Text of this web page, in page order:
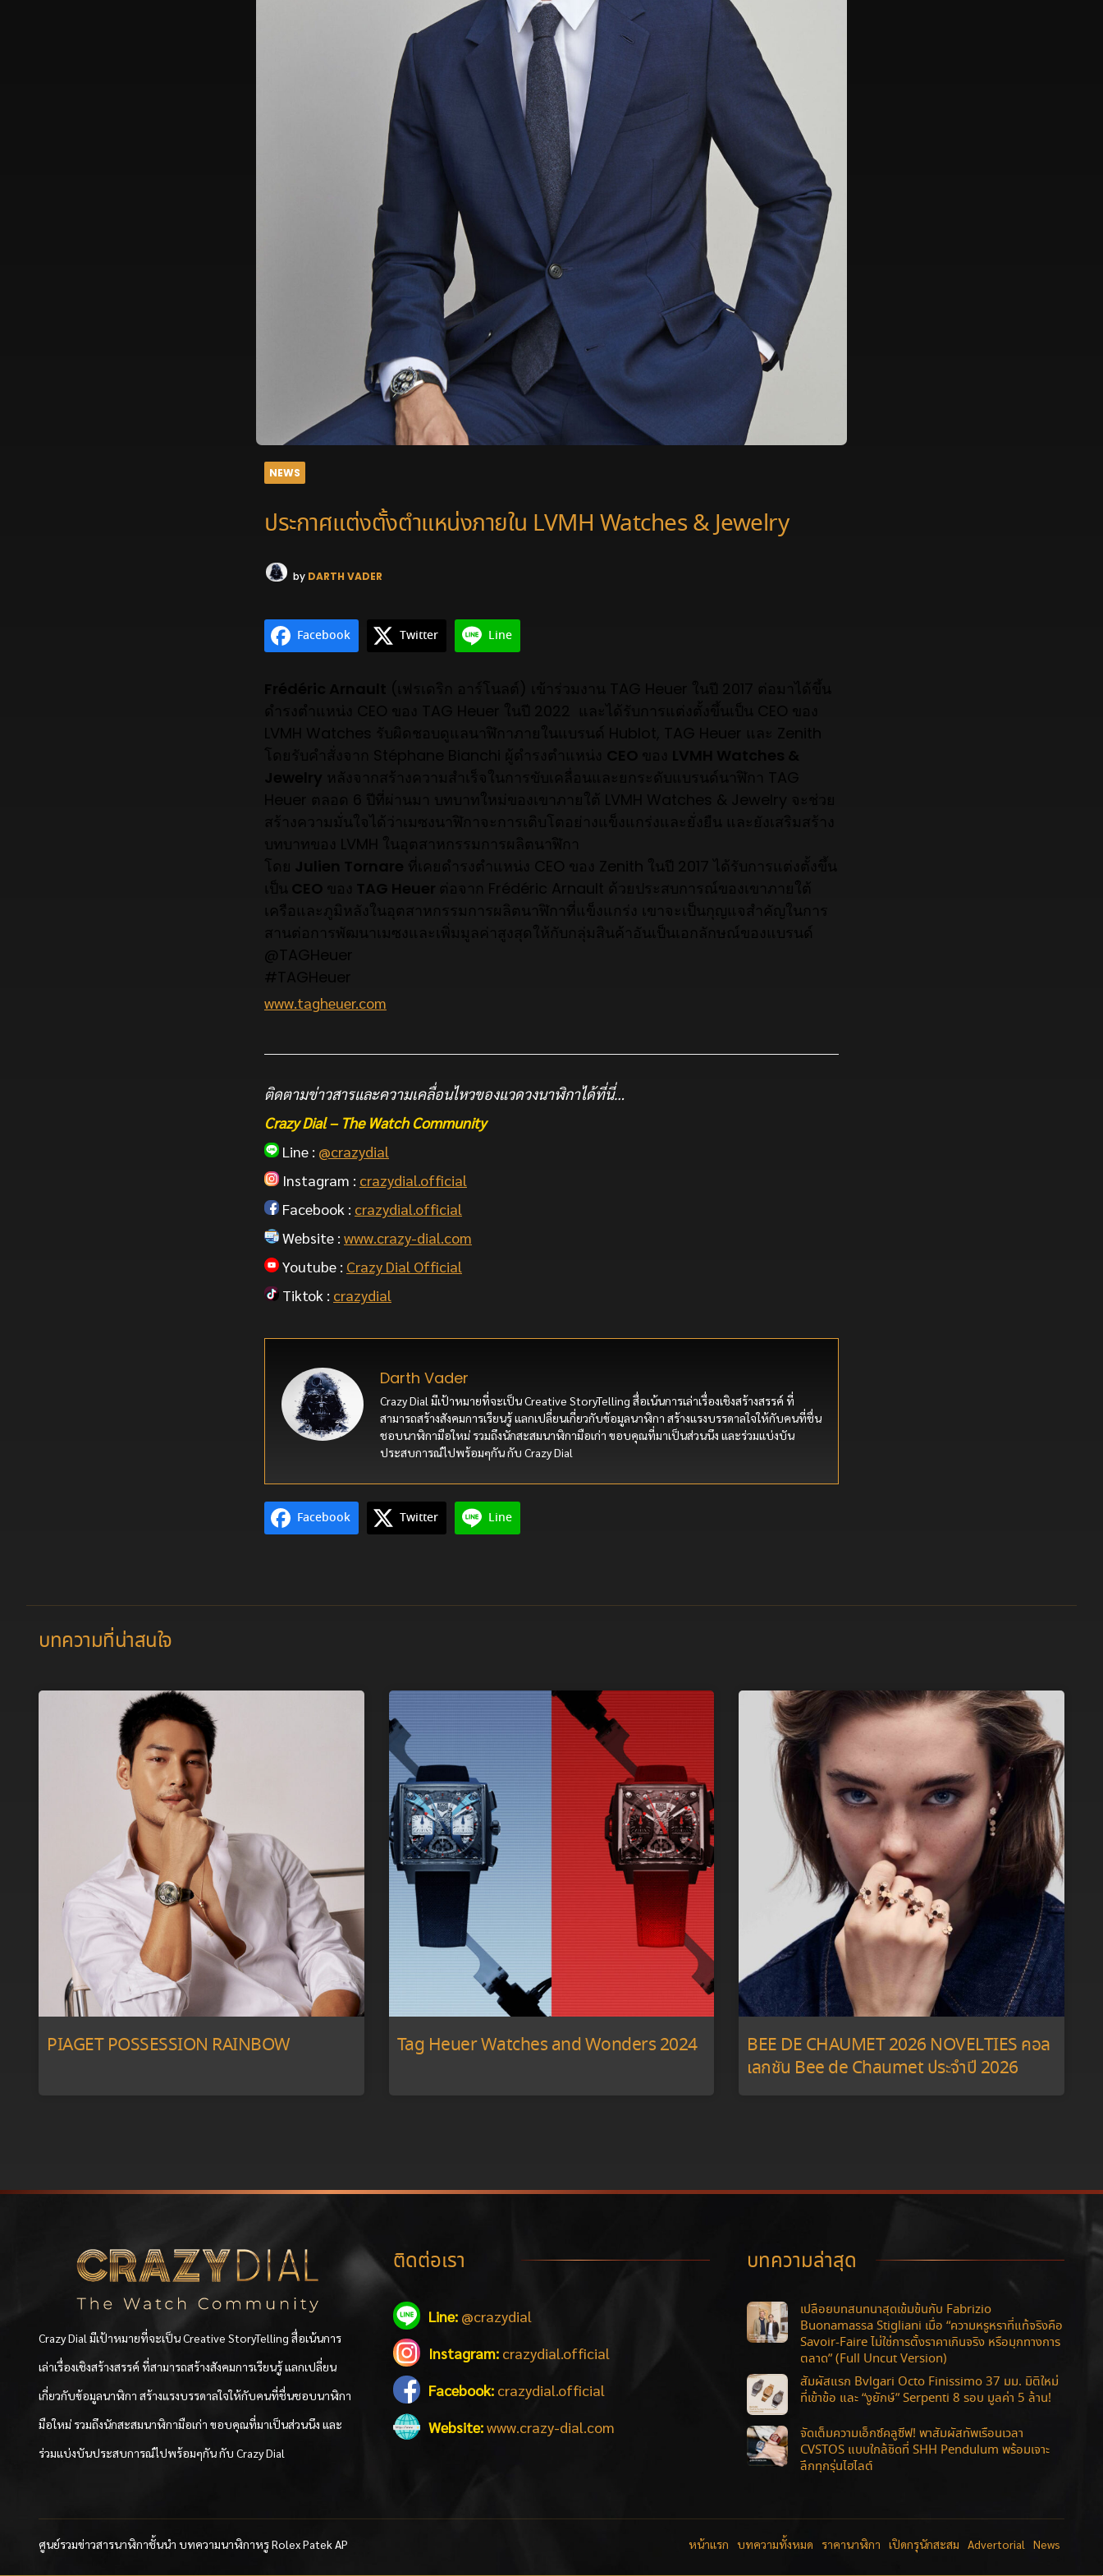
NEWS
ประกาศแต่งตั้งตำแหน่งภายใน LVMH Watches & Jewelry
by DARTH VADER
Facebook Twitter Line
เครือและภูมิหลังในอุตสาหกรรมการผลิตนาฬิกาที่แข็งแกร่ง เขาจะเป็นกุญแจสำคัญในการ
สานต่อการพัฒนาเมซงและเพิ่มมูลค่าสูงสุดให้กับกลุ่มสินค้าอันเป็นเอกลักษณ์ของแบรนด์
@TAGHeuer
#TAGHeuer
www.tagheuer.com
ติดตามข่าวสารและความเคลื่อนไหวของแวดวงนาฬิกาได้ที่นี่…
Crazy Dial – The Watch Community
Line : @crazydial
Instagram : crazydial.official
Facebook : crazydial.official
Website : www.crazy-dial.com
Youtube : Crazy Dial Official
Tiktok : crazydial
Darth Vader
Crazy Dial มีเป้าหมายที่จะเป็น Creative StoryTelling สื่อเน้นการเล่าเรื่องเชิงสร้างสรรค์ ที่
สามารถสร้างสังคมการเรียนรู้ แลกเปลี่ยนเกี่ยวกับข้อมูลนาฬิกา สร้างแรงบรรดาลใจให้กับคนที่ชื่น
ชอบนาฬิกามือใหม่ รวมถึงนักสะสมนาฬิกามือเก่า ขอบคุณที่มาเป็นส่วนนึง และร่วมแบ่งบัน
ประสบการณ์ไปพร้อมๆกัน กับ Crazy Dial
Facebook Twitter Line
บทความที่น่าสนใจ
PIAGET POSSESSION RAINBOW Tag Heuer Watches and Wonders 2024
BEE DE CHAUMET 2026 NOVELTIES คอล
เลกชัน Bee de Chaumet ประจำปี 2026
Crazy Dial มีเป้าหมายที่จะเป็น Creative StoryTelling สื่อเน้นการ
เล่าเรื่องเชิงสร้างสรรค์ ที่สามารถสร้างสังคมการเรียนรู้ แลกเปลี่ยน
เกี่ยวกับข้อมูลนาฬิกา สร้างแรงบรรดาลใจให้กับคนที่ชื่นชอบนาฬิกา
มือใหม่ รวมถึงนักสะสมนาฬิกามือเก่า ขอบคุณที่มาเป็นส่วนนึง และ
ร่วมแบ่งบันประสบการณ์ไปพร้อมๆกัน กับ Crazy Dial
ติดต่อเรา
Line: @crazydial
Instagram: crazydial.official
Facebook: crazydial.official
Website:www.crazy-dial.com
บทความล่าสุด
เปลือยบทสนทนาสุดเข้มข้นกับ Fabrizio
Buonamassa Stigliani เมื่อ “ความหรูหราที่แท้จริงคือ
Savoir-Faire ไม่ใช่การตั้งราคาเกินจริง หรือมุกทางการ
ตลาด” (Full Uncut Version)
สัมผัสแรก Bvlgari Octo Finissimo 37 มม. มิติใหม่
ที่เข้าข้อ และ “งูยักษ์” Serpenti 8 รอบ มูลค่า 5 ล้าน!
จัดเต็มความเอ็กซ์คลูซีฟ! พาสัมผัสทัพเรือนเวลา
CVSTOS แบบใกล้ชิดที่ SHH Pendulum พร้อมเจาะ
ลึกทุกรุ่นไฮไลต์
ศูนย์รวมข่าวสารนาฬิกาชั้นนำ บทความนาฬิกาหรู Rolex Patek AP หน้าแรก บทความทั้งหมด ราคานาฬิกา เปิดกรุนักสะสม Advertorial News